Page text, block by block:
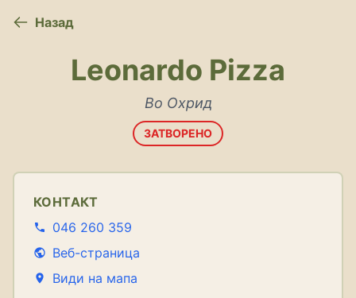
Назад
Leonardo Pizza
Во Охрид
ЗАТВОРЕНО
КОНТАКТ
046 260 359
Веб-страница
Види на мапа